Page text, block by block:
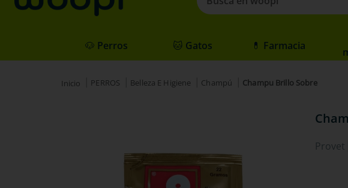
1
agility gold
🐶 Perros 🐱 Gatos 💊 Farmacia
PERROS Belleza E Higiene Champú Champu Brillo Sobre
Provet